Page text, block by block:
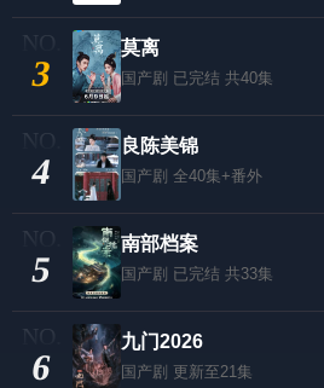
3
莫离
国产剧 已完结 共40集
4
良陈美锦
国产剧 全40集+番外
5
南部档案
国产剧 已完结 共33集
6
九门2026
国产剧 更新至21集